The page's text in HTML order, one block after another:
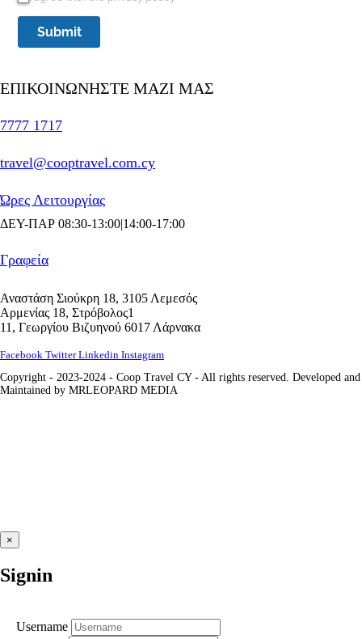
Submit
ΕΠΙΚΟΙΝΩΝΗΣΤΕ MAZI ΜΑΣ
7777 1717
travel@cooptravel.com.cy
Ώρες Λειτουργίας
ΔΕΥ-ΠΑΡ 08:30-13:00|14:00-17:00
Γραφεία
Αναστάση Σιούκρη 18, 3105 Λεμεσός
Αρμενίας 18, Στρόβολος1
11, Γεωργίου Βιζυηνού 6017 Λάρνακα
Facebook Twitter Linkedin Instagram
Copyright - 2023-2024 - Coop Travel CY - All rights reserved. Developed and
Maintained by MRLEOPARD MEDIA
×
Signin
Username